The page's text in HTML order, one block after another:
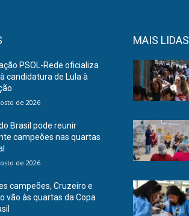
PSOL-Rede oficializa
candidatura de Lula à
de 2026
Brasil pode reunir
campeões nas quartas
de 2026
campeões, Cruzeiro e
vão às quartas da Copa
MAIS LIDAS